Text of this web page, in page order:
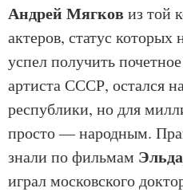
Андрей Мягковиз той
актеров, статус
успел получить
артиста СССР, остался
республики, но для
просто — народным.
знали по фильмам
играл московского